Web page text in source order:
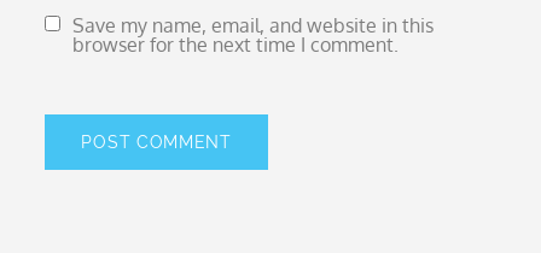
Save my name, email, and website in this
browser for the next time I comment.